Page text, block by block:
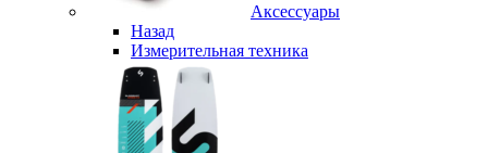
Аксессуары
Назад
Измерительная техника